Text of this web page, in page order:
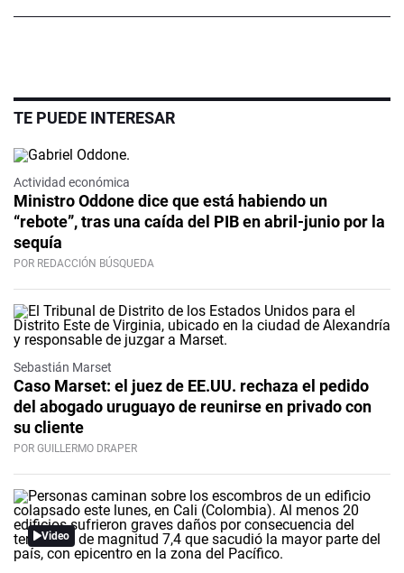
TE PUEDE INTERESAR
Actividad económica
Ministro Oddone dice que está habiendo un
“rebote”, tras una caída del PIB en abril-junio por la
sequía
POR REDACCIÓN BÚSQUEDA
Sebastián Marset
Caso Marset: el juez de EE.UU. rechaza el pedido
del abogado uruguayo de reunirse en privado con
su cliente
POR GUILLERMO DRAPER
Video